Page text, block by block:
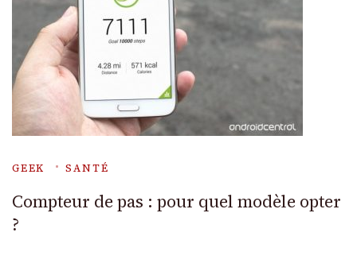
GEEK SANTÉ
Compteur de pas : pour quel modèle opter
?